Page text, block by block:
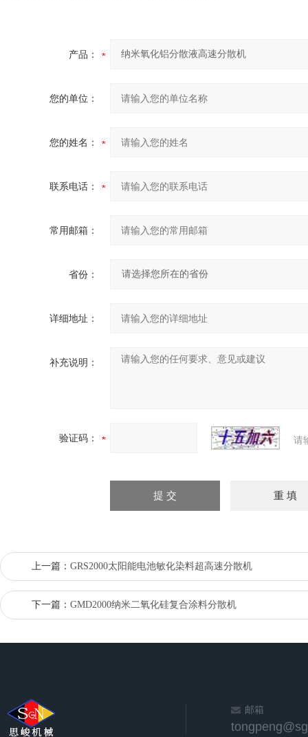
产品：
您的单位：
您的姓名：
联系电话：
常用邮箱：
省份：
详细地址：
补充说明：
验证码： 请
上一篇： GRS2000太阳能电池敏化染料超高速分散机
下一篇： GMD2000纳米二氧化硅复合涂料分散机
邮箱